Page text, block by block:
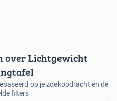
over Lichtgewicht
op je zoekopdracht en de
filters